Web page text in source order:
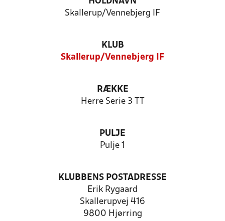
Skallerup/Vennebjerg IF
KLUB
Skallerup/Vennebjerg IF
RÆKKE
Herre Serie 3 TT
PULJE
Pulje 1
KLUBBENS POSTADRESSE
Erik Rygaard
Skallerupvej 416
9800 Hjørring